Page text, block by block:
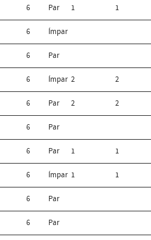
6 Par 1 1
6 Ímpar
6 Par
6 Ímpar 2 2
6 Par 2 2
6 Par
6 Par 1 1
6 Ímpar 1 1
6 Par
6 Par